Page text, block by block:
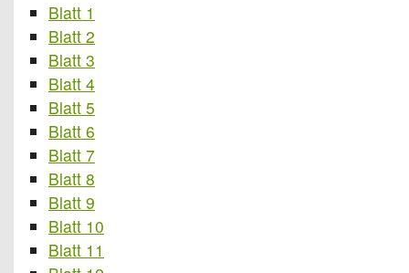
Blatt 1
Blatt 2
Blatt 3
Blatt 4
Blatt 5
Blatt 6
Blatt 7
Blatt 8
Blatt 9
Blatt 10
Blatt 11